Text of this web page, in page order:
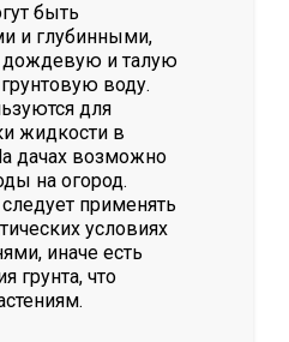
быть
и глубинными,
дождевую и талую
воду.
для
жидкости в
дачах возможно
на огород.
применять
условиях
иначе есть
грунта, что